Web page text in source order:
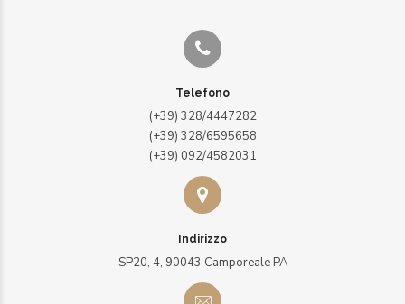
Telefono
(+39) 328/4447282
(+39) 328/6595658
(+39) 092/4582031
Indirizzo
SP20, 4, 90043 Camporeale PA